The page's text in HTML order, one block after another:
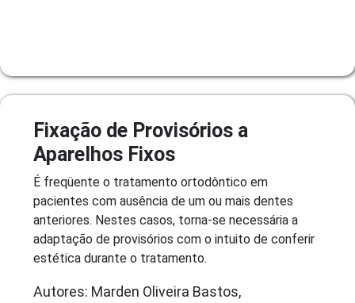
Fixação de Provisórios a
Aparelhos Fixos
É freqüente o tratamento ortodôntico em
pacientes com ausência de um ou mais dentes
anteriores. Nestes casos, torna-se necessária a
adaptação de provisórios com o intuito de conferir
estética durante o tratamento.
Autores: Marden Oliveira Bastos,